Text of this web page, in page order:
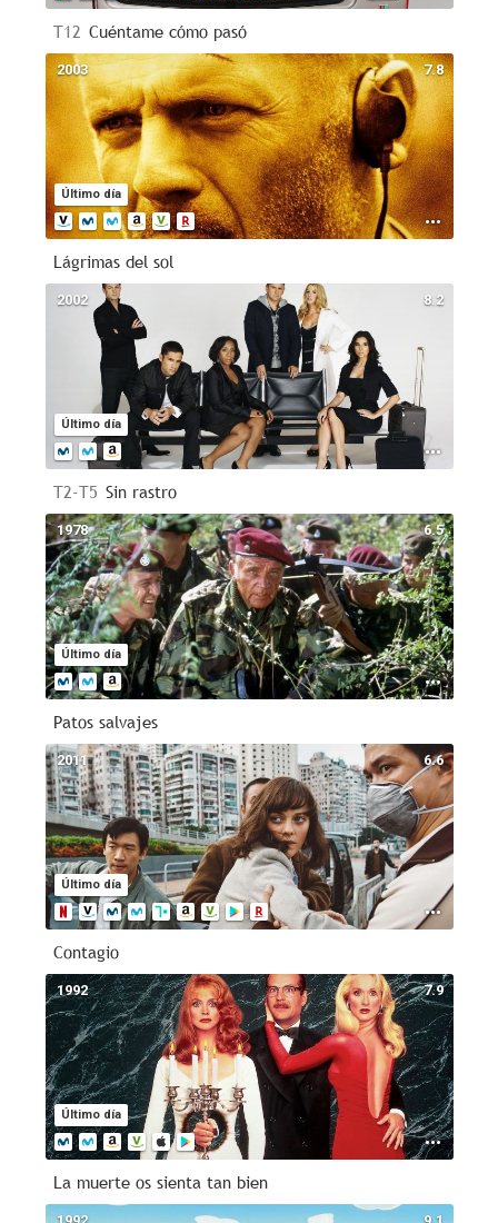
T12 Cuéntame cómo pasó
7.8
Último día
2003
Lágrimas del sol
8.2
Último día
2002
T2-T5 Sin rastro
6.5
Último día
1978
Patos salvajes
6.6
Último día
2011
Contagio
7.9
Último día
1992
La muerte os sienta tan bien